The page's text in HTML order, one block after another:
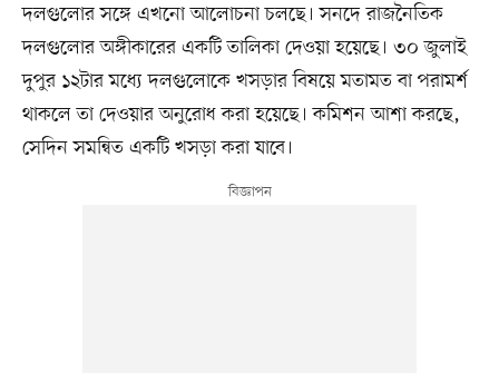
দলগুলোর সঙ্গে এখনো আলোচনা চলছে। সনদে রাজনৈতিক
দলগুলোর অঙ্গীকারের একটি তালিকা দেওয়া হয়েছে। ৩০ জুলাই
দুপুর ১২টার মধ্যে দলগুলোকে খসড়ার বিষয়ে মতামত বা পরামর্শ
থাকলে তা দেওয়ার অনুরোধ করা হয়েছে। কমিশন আশা করছে,
সেদিন সমন্বিত একটি খসড়া করা যাবে।